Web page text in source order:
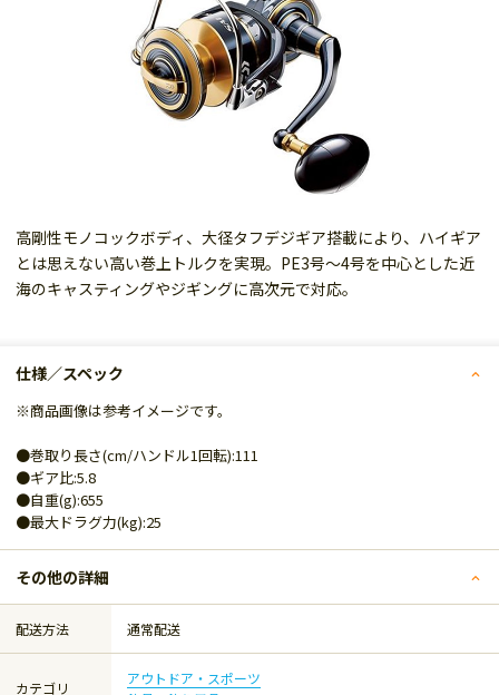
高剛性モノコックボディ、大径タフデジギア搭載により、ハイギア
とは思えない高い巻上トルクを実現。PE3号〜4号を中心とした近
海のキャスティングやジギングに高次元で対応。
仕様／スペック
※商品画像は参考イメージです。
●巻取り長さ(cm/ハンドル1回転):111
●ギア比:5.8
●自重(g):655
●最大ドラグ力(kg):25
その他の詳細
配送方法 通常配送
カテゴリ
アウトドア・スポーツ